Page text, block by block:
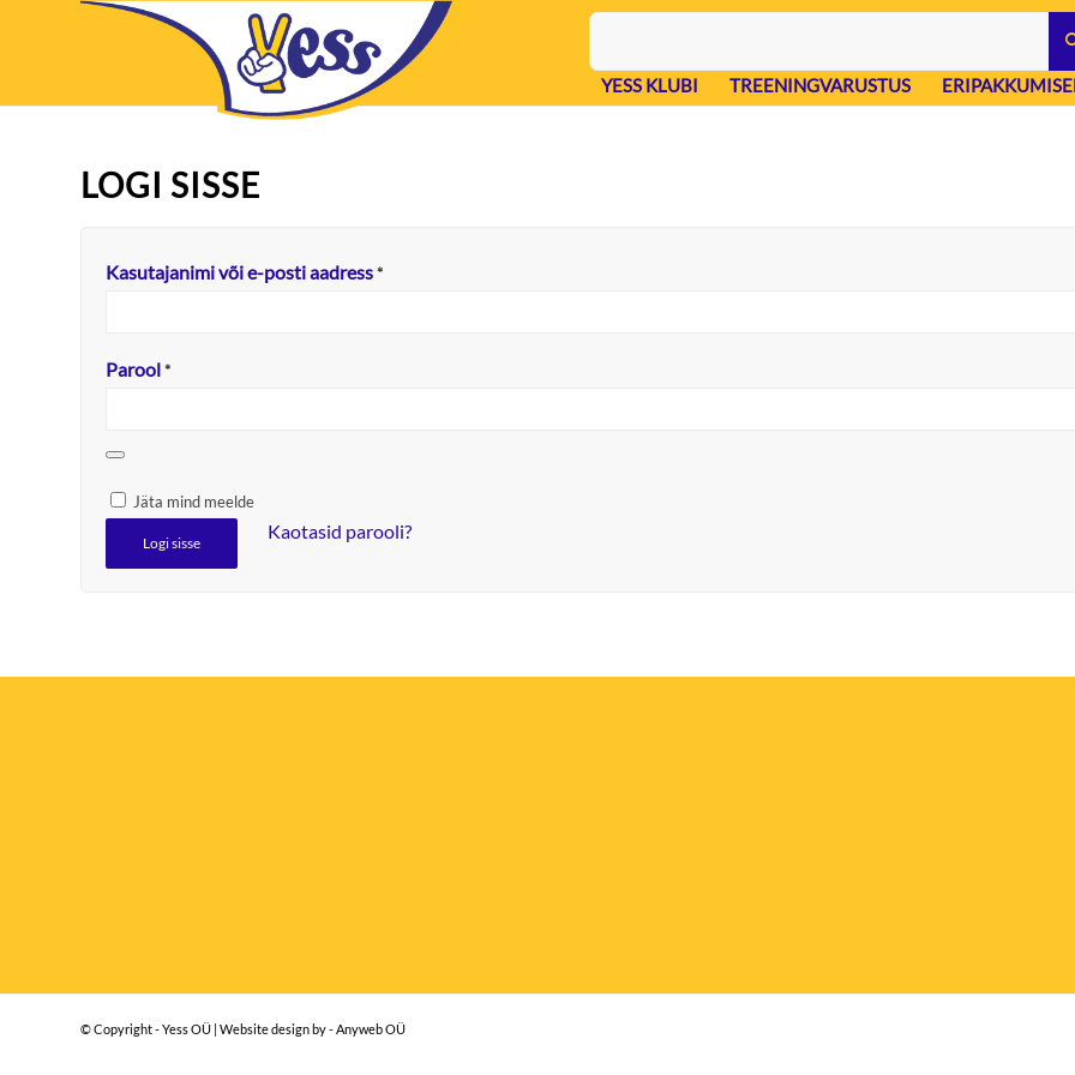
YESS KLUBI TREENINGVARUSTUS
LOGI SISSE
Kasutajanimi või e-posti aadress*
Parool*
Jäta mind meelde
Logi sisse
Kaotasid parooli?
© Copyright - Yess OÜ | Website design by - Anyweb OÜ